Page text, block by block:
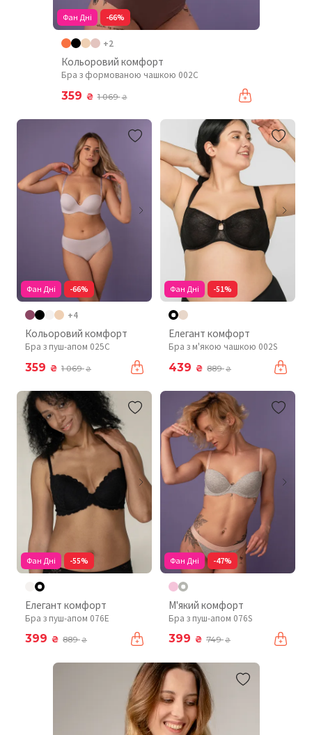
Фан Дні -66%
+2
Кольоровий комфорт
Бра з формованою чашкою 002C
359 ₴ 1 069₴
Фан Дні -66%
+4
Кольоровий комфорт
Бра з пуш-апом 025C
359 ₴ 1 069₴
Фан Дні -51%
Елегант комфорт
Бра з м'якою чашкою 002S
439 ₴ 889₴
Фан Дні -55%
Елегант комфорт
Бра з пуш-апом 076Е
399 ₴ 889₴
Фан Дні -47%
М'який комфорт
Бра з пуш-апом 076S
399 ₴ 749₴